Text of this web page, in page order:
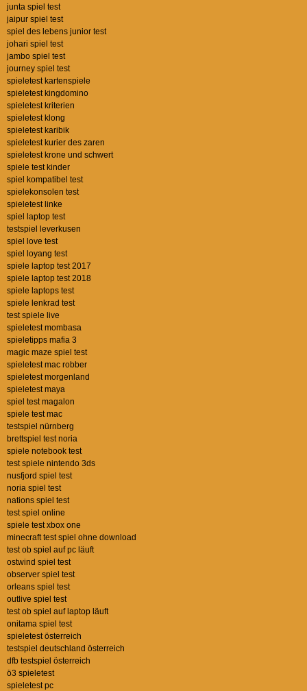
junta spiel test
jaipur spiel test
spiel des lebens junior test
johari spiel test
jambo spiel test
journey spiel test
spieletest kartenspiele
spieletest kingdomino
spieletest kriterien
spieletest klong
spieletest karibik
spieletest kurier des zaren
spieletest krone und schwert
spiele test kinder
spiel kompatibel test
spielekonsolen test
spieletest linke
spiel laptop test
testspiel leverkusen
spiel love test
spiel loyang test
spiele laptop test 2017
spiele laptop test 2018
spiele laptops test
spiele lenkrad test
test spiele live
spieletest mombasa
spieletipps mafia 3
magic maze spiel test
spieletest mac robber
spieletest morgenland
spieletest maya
spiel test magalon
spiele test mac
testspiel nürnberg
brettspiel test noria
spiele notebook test
test spiele nintendo 3ds
nusfjord spiel test
noria spiel test
nations spiel test
test spiel online
spiele test xbox one
minecraft test spiel ohne download
test ob spiel auf pc läuft
ostwind spiel test
observer spiel test
orleans spiel test
outlive spiel test
test ob spiel auf laptop läuft
onitama spiel test
spieletest österreich
testspiel deutschland österreich
dfb testspiel österreich
ö3 spieletest
spieletest pc